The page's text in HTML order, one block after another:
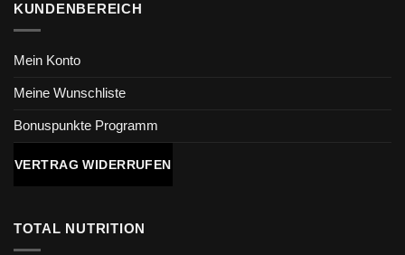
KUNDENBEREICH
Mein Konto
Meine Wunschliste
Bonuspunkte Programm
VERTRAG WIDERRUFEN
TOTAL NUTRITION